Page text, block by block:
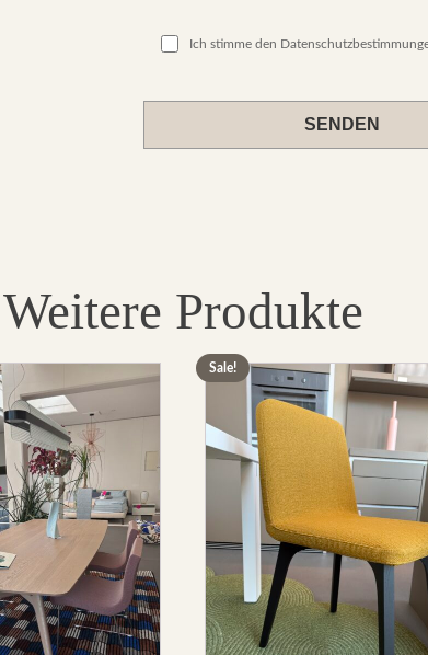
Ich stimme den
Weitere Produkte
Sale!